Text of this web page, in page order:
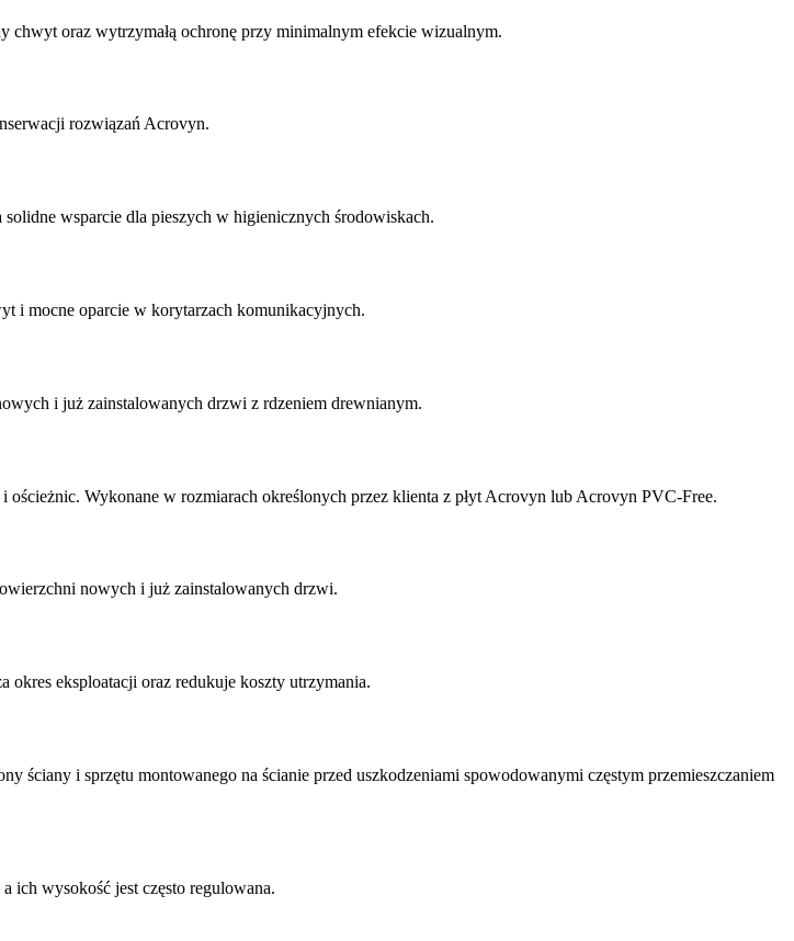
oraz wytrzymałą ochronę przy minimalnym efekcie wizualnym.
rozwiązań Acrovyn.
wsparcie dla pieszych w higienicznych środowiskach.
i mocne oparcie w korytarzach komunikacyjnych.
i już zainstalowanych drzwi z rdzeniem drewnianym.
Wykonane w rozmiarach określonych przez klienta z płyt Acrovyn lub Acrovyn PVC-Free.
nowych i już zainstalowanych drzwi.
eksploatacji oraz redukuje koszty utrzymania.
ściany i sprzętu montowanego na ścianie przed uszkodzeniami spowodowanymi częstym przemieszczaniem
ich wysokość jest często regulowana.